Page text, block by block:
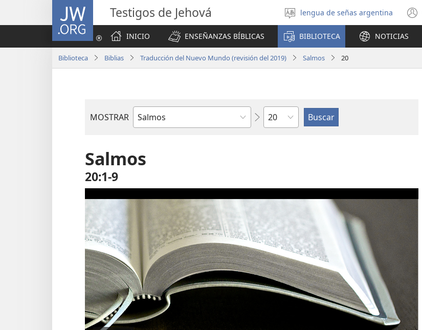
JW.ORG Testigos de Jehová
Seleccionar
idioma
lengua de señas argentina
INICIO
ENSEÑANZAS BÍBLICAS BIBLIOTECA NOTICIAS
Biblioteca Biblias Traducción del Nuevo Mundo (revisión del 2019) Salmos 20
MOSTRAR
Libro
Biblia
Capítulo
Salmos
20:1-9